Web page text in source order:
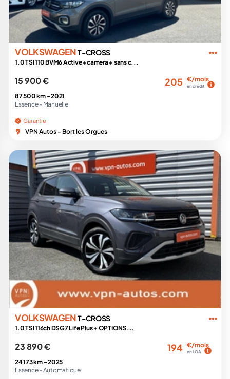
VOLKSWAGENT-CROSS
1.0 TSI 110 BVM6 Active +camera + sans c...
15 900 € 205 €/mois
en crédit
87 500 km -2021
Essence - Manuelle
Garantie
VPN Autos - Bort les Orgues
VOLKSWAGENT-CROSS
1.0 TSI 116ch DSG7 Life Plus + OPTIONS...
23 890 € 194 €/mois
en LOA
24 173 km -2025
Essence - Automatique